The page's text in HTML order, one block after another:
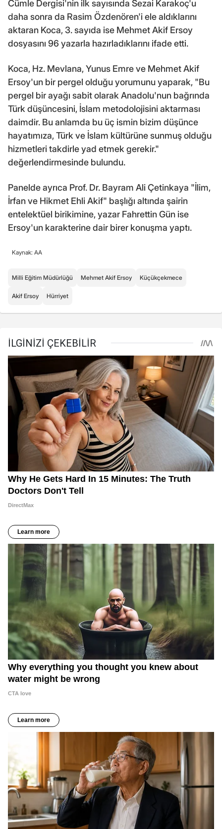
Cümle Dergisi'nin ilk sayısında Sezai Karakoç'u
daha sonra da Rasim Özdenören'i ele aldıklarını
aktaran Koca, 3. sayıda ise Mehmet Akif Ersoy
dosyasını 96 yazarla hazırladıklarını ifade etti.
Koca, Hz. Mevlana, Yunus Emre ve Mehmet Akif
Ersoy'un bir pergel olduğu yorumunu yaparak, "Bu
pergel bir ayağı sabit olarak Anadolu'nun bağrında
Türk düşüncesini, İslam metodolojisini aktarması
daimdir. Bu anlamda bu üç ismin bizim düşünce
hayatımıza, Türk ve İslam kültürüne sunmuş olduğu
hizmetleri takdirle yad etmek gerekir."
değerlendirmesinde bulundu.
Panelde ayrıca Prof. Dr. Bayram Ali Çetinkaya "İlim,
İrfan ve Hikmet Ehli Akif" başlığı altında şairin
entelektüel birikimine, yazar Fahrettin Gün ise
Ersoy'un karakterine dair birer konuşma yaptı.
Kaynak: AA
Milli Eğitim Müdürlüğü Mehmet Akif Ersoy Küçükçekmece
Akif Ersoy Hürriyet